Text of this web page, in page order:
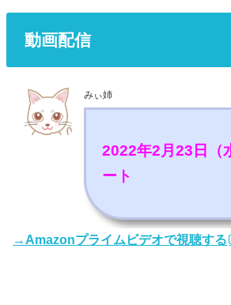
動画配信
みぃ姉
2022年2月23日（
ート
→Amazonプライムビデオで視聴する